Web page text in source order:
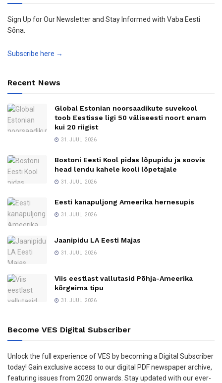
Sign Up for Our Newsletter and Stay Informed with Vaba Eesti
Sõna.
Subscribe here →
Recent News
Global Estonian noorsaadikute suvekool
toob Eestisse ligi 50 väliseesti noort enam
kui 20 riigist
31. JUULI 2026
Bostoni Eesti Kool pidas lõpupidu ja soovis
head lendu kahele kooli lõpetajale
31. JUULI 2026
Eesti kanapuljong Ameerika hernesupis
31. JUULI 2026
Jaanipidu LA Eesti Majas
31. JUULI 2026
Viis eestlast vallutasid Põhja-Ameerika
kõrgeima tipu
31. JUULI 2026
Become VES Digital Subscriber
Unlock the full experience of VES by becoming a Digital Subscriber
today! Gain exclusive access to our digital PDF newspaper archive,
featuring issues from 2020 onwards. Stay updated with our ever-